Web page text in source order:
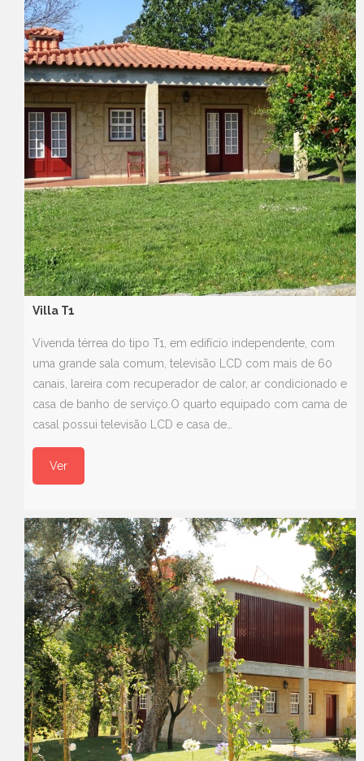
Villa T1
Vivenda térrea do tipo T1, em edifício independente, com
uma grande sala comum, televisão LCD com mais de 60
canais, lareira com recuperador de calor, ar condicionado e
casa de banho de serviço.O quarto equipado com cama de
casal possui televisão LCD e casa de…
Ver